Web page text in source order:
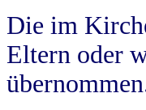
Die im
Eltern oder